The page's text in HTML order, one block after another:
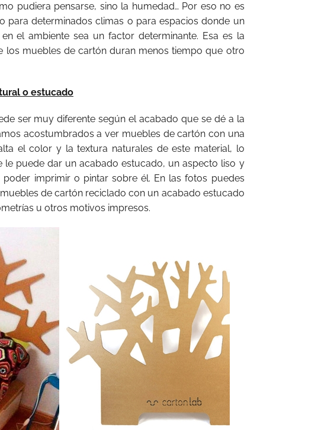
pudiera pensarse, sino la humedad… Por eso no es
para determinados climas o para espacios donde un
el ambiente sea un factor determinante. Esa es la
los muebles de cartón duran menos tiempo que otro
o estucado
ser muy diferente según el acabado que se dé a la
acostumbrados a ver muebles de cartón con una
el color y la textura naturales de este material, lo
le puede dar un acabado estucado, un aspecto liso y
imprimir o pintar sobre él. En las fotos puedes
de cartón reciclado con un acabado estucado
u otros motivos impresos.